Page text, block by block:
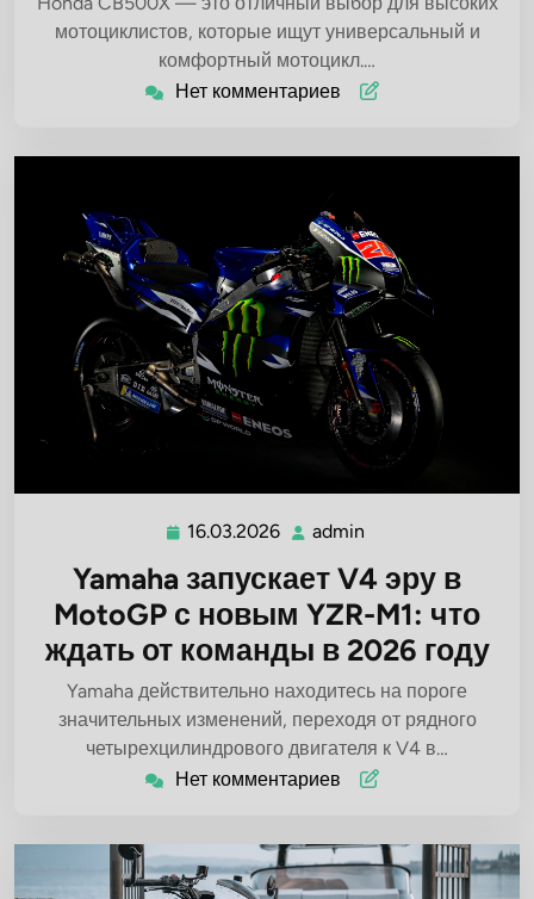
мотоциклистов, которые ищут универсальный и
комфортный мотоцикл.…
Нет комментариев
16.03.2026 16.03.2026
admin
Yamaha запускает V4 эру в
MotoGP с новым YZR-M1: что
ждать от команды в 2026 году
Yamaha действительно находитесь на пороге
значительных изменений, переходя от рядного
четырехцилиндрового двигателя к V4 в…
Нет комментариев